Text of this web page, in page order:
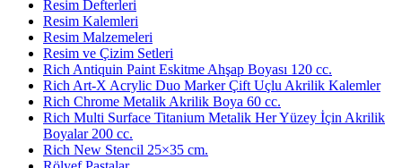
Resim Defterleri
Resim Kalemleri
Resim Malzemeleri
Resim ve Çizim Setleri
Rich Antiquin Paint Eskitme Ahşap Boyası 120 cc.
Rich Art-X Acrylic Duo Marker Çift Uçlu Akrilik Kalemler
Rich Chrome Metalik Akrilik Boya 60 cc.
Rich Multi Surface Titanium Metalik Her Yüzey İçin Akrilik
Boyalar 200 cc.
Rich New Stencil 25×35 cm.